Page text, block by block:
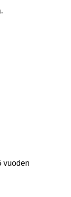
vuoden